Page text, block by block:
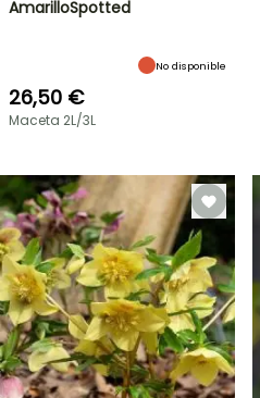
AmarilloSpotted
No disponible
26,50 €
Maceta 2L/3L